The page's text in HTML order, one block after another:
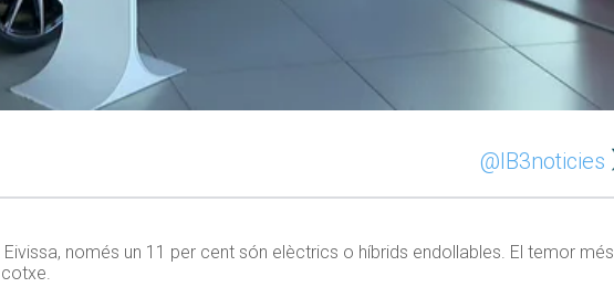
@IB3noticies
Eivissa, només un 11 per cent són elèctrics o híbrids endollables. El temor més